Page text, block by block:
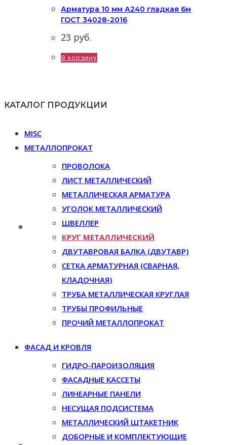
Арматура 10 мм А240 гладкая 6м
ГОСТ 34028-2016
23 руб.
В корзину
КАТАЛОГ ПРОДУКЦИИ
MISC
МЕТАЛЛОПРОКАТ
ПРОВОЛОКА
ЛИСТ МЕТАЛЛИЧЕСКИЙ
МЕТАЛЛИЧЕСКАЯ АРМАТУРА
УГОЛОК МЕТАЛЛИЧЕСКИЙ
ШВЕЛЛЕР
КРУГ МЕТАЛЛИЧЕСКИЙ
ДВУТАВРОВАЯ БАЛКА (ДВУТАВР)
СЕТКА АРМАТУРНАЯ (СВАРНАЯ,
КЛАДОЧНАЯ)
ТРУБА МЕТАЛЛИЧЕСКАЯ КРУГЛАЯ
ТРУБЫ ПРОФИЛЬНЫЕ
ПРОЧИЙ МЕТАЛЛОПРОКАТ
ФАСАД И КРОВЛЯ
ГИДРО-ПАРОИЗОЛЯЦИЯ
ФАСАДНЫЕ КАССЕТЫ
ЛИНЕАРНЫЕ ПАНЕЛИ
НЕСУЩАЯ ПОДСИСТЕМА
МЕТАЛЛИЧЕСКИЙ ШТАКЕТНИК
ДОБОРНЫЕ И КОМПЛЕКТУЮЩИЕ